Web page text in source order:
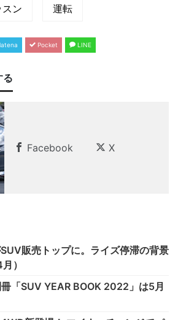
スン 運転
Pocket LINE
る
Facebook X
販売トップに。ライズ停滞の背景
）
「SUV YEAR BOOK 2022」は5月